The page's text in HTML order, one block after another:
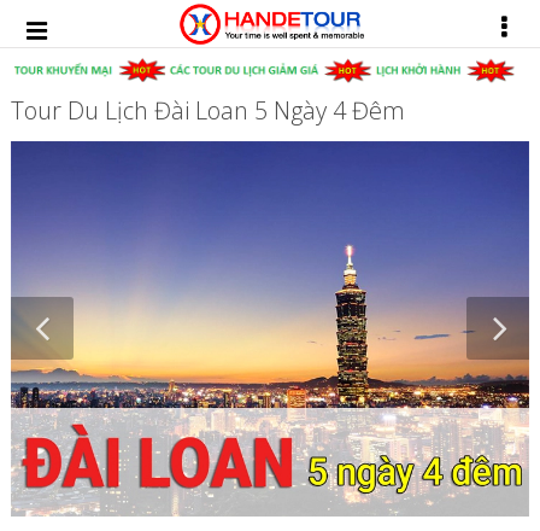
Tour Du Lịch Đài Loan 5 Ngày 4 Đêm